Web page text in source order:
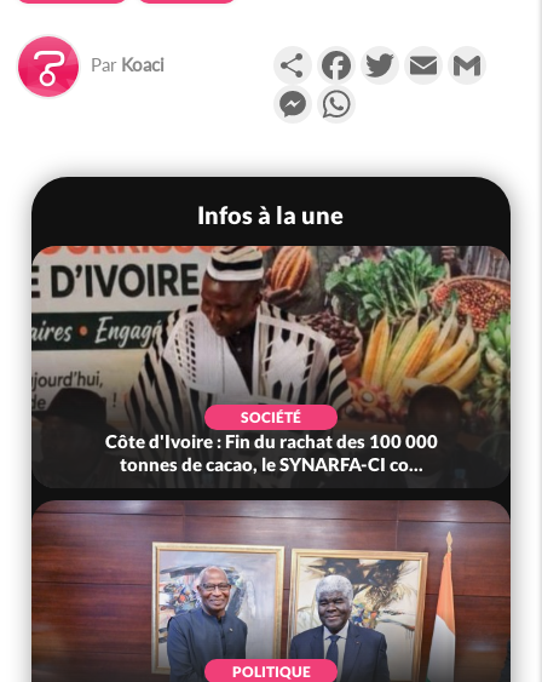
Par Koaci PartagerFacebookTwitterEmail
Messenger
Infos à la une
SOCIÉTÉ
Côte d'Ivoire : Fin du rachat des 100 000
tonnes de cacao, le SYNARFA-CI co...
POLITIQUE